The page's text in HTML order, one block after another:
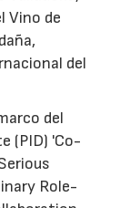
Vino de
del
del
(PID) 'Co-
Role-